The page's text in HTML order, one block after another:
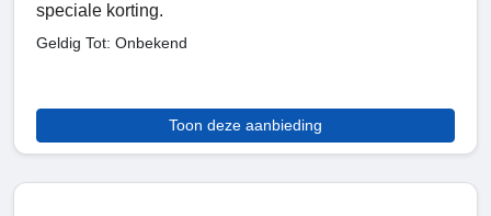
speciale korting.
Geldig Tot: Onbekend
Toon deze aanbieding